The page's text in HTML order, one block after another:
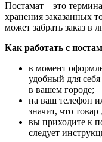
Постамат – это
хранения заказанных
может забрать заказ в
Как работать с
в момент
удобный для себя
в вашем городе;
на ваш телефон
значит, что
вы приходите к
следует